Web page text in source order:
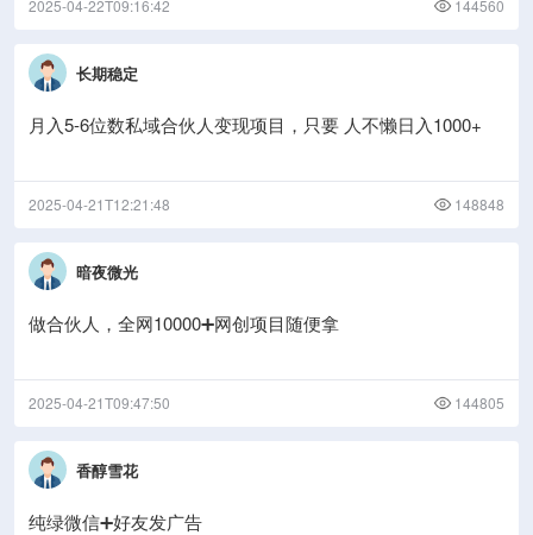
2025-04-22T09:16:42 144560
长期稳定
月入5-6位数私域合伙人变现项目，只要 人不懒日入1000+
2025-04-21T12:21:48 148848
暗夜微光
做合伙人，全网10000➕网创项目随便拿
2025-04-21T09:47:50 144805
香醇雪花
纯绿微信➕好友发广告